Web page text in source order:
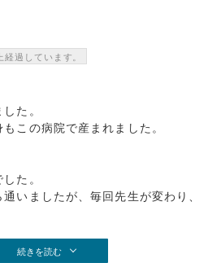
過しています。
た。
この病院で産まれました。
た。
いましたが、毎回先生が変わり、
続きを読む